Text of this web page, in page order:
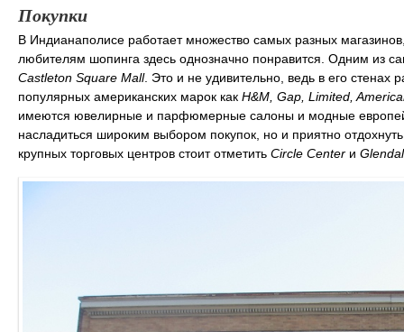
Покупки
В Индианаполисе работает множество самых разных
любителям шопинга здесь однозначно понравится. Одним из
Castleton Square Mall. Это и не удивительно, ведь в его стенах
популярных американских марок как H&M, Gap, Limited,
имеются ювелирные и парфюмерные салоны и модные
насладиться широким выбором покупок, но и приятно
крупных торговых центров стоит отметить Circle Center и